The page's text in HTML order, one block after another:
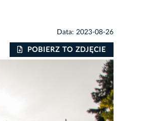
Data: 2023-08-26
POBIERZ TO ZDJĘCIE